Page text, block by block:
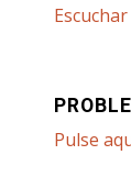
Escuchar
Pulse